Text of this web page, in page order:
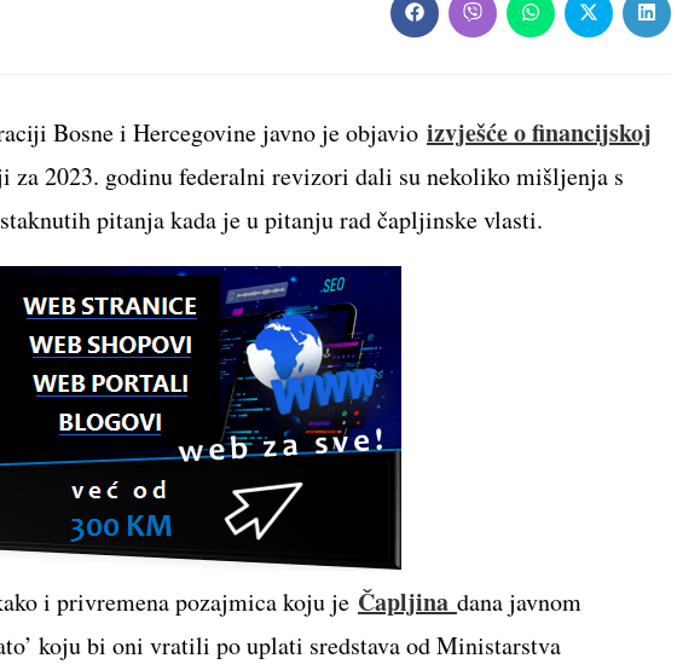
Opens
in
Opens
in
Opens
in
Opens
in
Opens
in
Bosne i Hercegovine javno je objavio izvješće o financijskoj
za 2023. godinu federalni revizori dali su nekoliko mišljenja s
pitanja kada je u pitanju rad čapljinske vlasti.
i privremena pozajmica koju je Čapljina dana javnom
koju bi oni vratili po uplati sredstava od Ministarstva